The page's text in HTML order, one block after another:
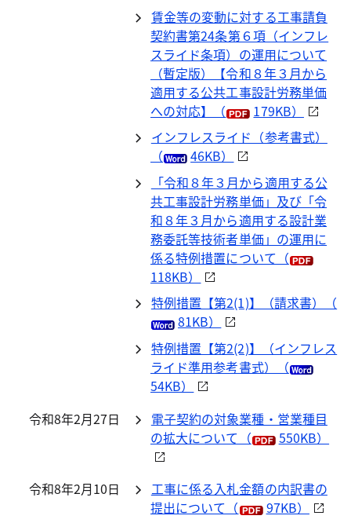
賃金等の変動に対する工事請負
契約書第24条第６項（インフレ
スライド条項）の運用について
（暫定版）【令和８年３月から
適用する公共工事設計労務単価
への対応】（
179KB）
インフレスライド（参考書式）
（
46KB）
「令和８年３月から適用する公
共工事設計労務単価」及び「令
和８年３月から適用する設計業
務委託等技術者単価」の運用に
係る特例措置について（
118KB）
特例措置【第2(1)】（請求書）（
81KB）
特例措置【第2(2)】（インフレス
ライド準用参考書式）（
54KB）
令和8年2月27日
電子契約の対象業種・営業種目
の拡大について（
550KB）
令和8年2月10日
工事に係る入札金額の内訳書の
提出について（
97KB）